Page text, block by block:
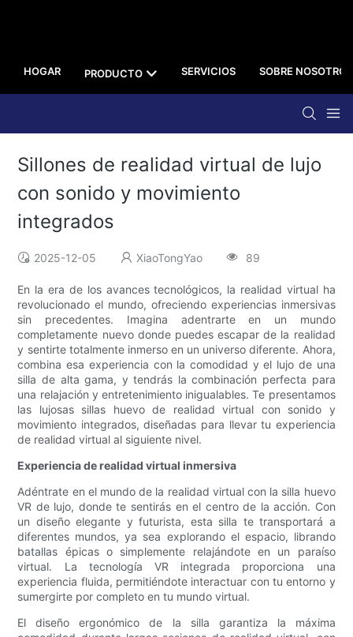
HOGAR PRODUCTO SERVICIOS SOBRE NOSOTROS
Sillones de realidad virtual de lujo
con sonido y movimiento
integrados
2025-12-05 XiaoTongYao 89
En la era de los avances tecnológicos, la realidad virtual ha
revolucionado el mundo, ofreciendo experiencias inmersivas
sin precedentes. Imagina adentrarte en un mundo
completamente nuevo donde puedes escapar de la realidad
y sentirte totalmente inmerso en un universo diferente. Ahora,
combina esa experiencia con la comodidad y el lujo de una
silla de alta gama, y ​​tendrás la combinación perfecta para
una relajación y entretenimiento inigualables. Te presentamos
las lujosas sillas huevo de realidad virtual con sonido y
movimiento integrados, diseñadas para llevar tu experiencia
de realidad virtual al siguiente nivel.
Experiencia de realidad virtual inmersiva
Adéntrate en el mundo de la realidad virtual con la silla huevo
VR de lujo, donde te sentirás en el centro de la acción. Con
un diseño elegante y futurista, esta silla te transportará a
diferentes mundos, ya sea explorando el espacio, librando
batallas épicas o simplemente relajándote en un paraíso
virtual. La tecnología VR integrada proporciona una
experiencia fluida, permitiéndote interactuar con tu entorno y
sumergirte por completo en tu mundo virtual.
El diseño ergonómico de la silla garantiza la máxima